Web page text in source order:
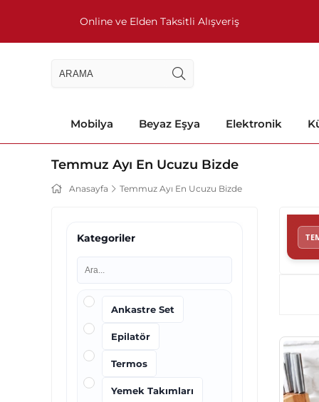
Online ve Elden Taksitli Alışveriş
Mobilya Beyaz Eşya Elektronik
Temmuz Ayı En Ucuzu Bizde
Anasayfa Temmuz Ayı En Ucuzu Bizde
Kategoriler
Ankastre Set
Epilatör
Termos
Yemek Takımları